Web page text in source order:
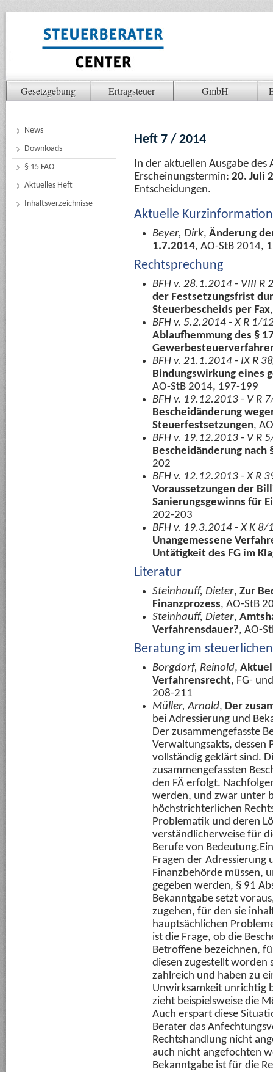
Gesetzgebung Ertragsteuer GmbH
News
Downloads
§ 15 FAO
Aktuelles Heft
Inhaltsverzeichnisse
Heft 7 / 2014
In der aktuellen Ausgabe des
Erscheinungstermin: 20. Juli
Entscheidungen.
Aktuelle
Beyer, Dirk, Änderung
1.7.2014, AO-StB 2014,
Rechtsprechung
BFH v. 28.1.2014 - VIII
der Festsetzungsfrist
Steuerbescheids per Fax
BFH v. 5.2.2014 - X R 1/
Ablaufhemmung des §
BFH v. 21.1.2014 - IX R
Bindungswirkung eines
AO-StB 2014, 197-199
BFH v. 19.12.2013 - V R
Bescheidänderung
Steuerfestsetzungen,
BFH v. 19.12.2013 - V R
Bescheidänderung nach
202
BFH v. 12.12.2013 - X R
Voraussetzungen der
Sanierungsgewinns für
202-203
BFH v. 19.3.2014 - X K
Unangemessene
Untätigkeit des FG im
Literatur
Steinhauff, Dieter, Zur
Finanzprozess, AO-StB
Steinhauff, Dieter,
Verfahrensdauer?, AO-
Beratung im
Borgdorf, Reinold,
Verfahrensrecht, FG-
208-211
Müller, Arnold, Der
bei Adressierung und
Der zusammengefasste
Verwaltungsakts, dessen
vollständig geklärt sind.
zusammengefassten
den FÄ erfolgt.
werden, und zwar unter
höchstrichterlichen
Problematik und deren
verständlicherweise für
Berufe von
Fragen der Adressierung
Finanzbehörde müssen,
gegeben werden, § 91
Bekanntgabe setzt
zugehen, für den sie
hauptsächlichen
ist die Frage, ob die
Betroffene bezeichnen,
diesen zugestellt worden
zahlreich und haben zu
Unwirksamkeit unrichtig
zieht beispielsweise die
Auch erspart diese
Berater das
Rechtshandlung nicht
auch nicht angefochten
Bekanntgabe ist für die